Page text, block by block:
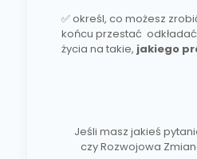
✅określ, co możesz
końcu przestać
życia na takie, jakiego
Jeśli masz jakieś
czy Rozwojowa